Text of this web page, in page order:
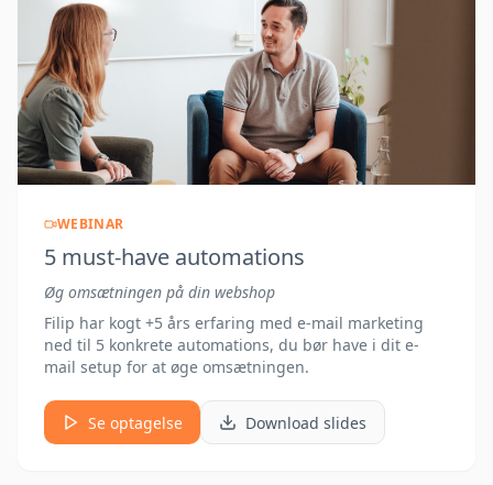
WEBINAR
5 must-have automations
Øg omsætningen på din webshop
Filip har kogt +5 års erfaring med e-mail marketing
ned til 5 konkrete automations, du bør have i dit e-
mail setup for at øge omsætningen.
Se optagelse Download slides